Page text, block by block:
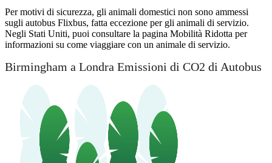
Per motivi di sicurezza, gli animali domestici non sono ammessi
sugli autobus Flixbus, fatta eccezione per gli animali di servizio.
Negli Stati Uniti, puoi consultare la pagina Mobilità Ridotta per
informazioni su come viaggiare con un animale di servizio.
Birmingham a Londra Emissioni di CO2 di Autobus